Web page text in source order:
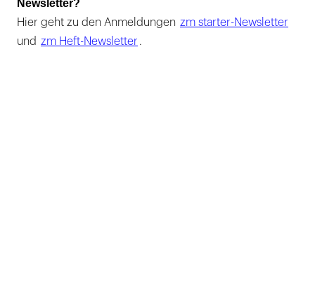
Newsletter?
Hier geht zu den Anmeldungen zm starter-Newsletter
und zm Heft-Newsletter .